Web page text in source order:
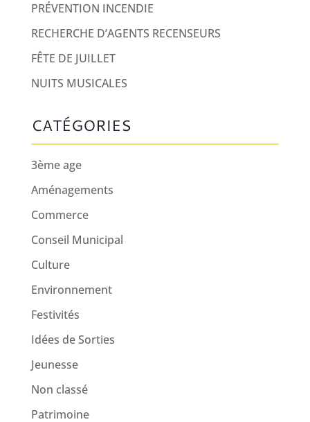
PRÉVENTION INCENDIE
RECHERCHE D’AGENTS RECENSEURS
FÊTE DE JUILLET
NUITS MUSICALES
CATÉGORIES
3ème age
Aménagements
Commerce
Conseil Municipal
Culture
Environnement
Festivités
Idées de Sorties
Jeunesse
Non classé
Patrimoine